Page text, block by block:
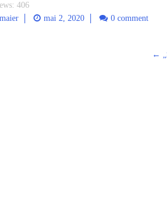
406
mai 2, 2020 0 comment
←